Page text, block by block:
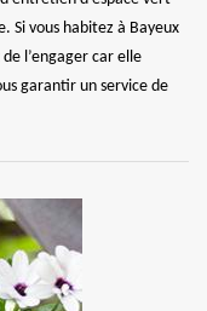
Si vous habitez à Bayeux
l’engager car elle
garantir un service de